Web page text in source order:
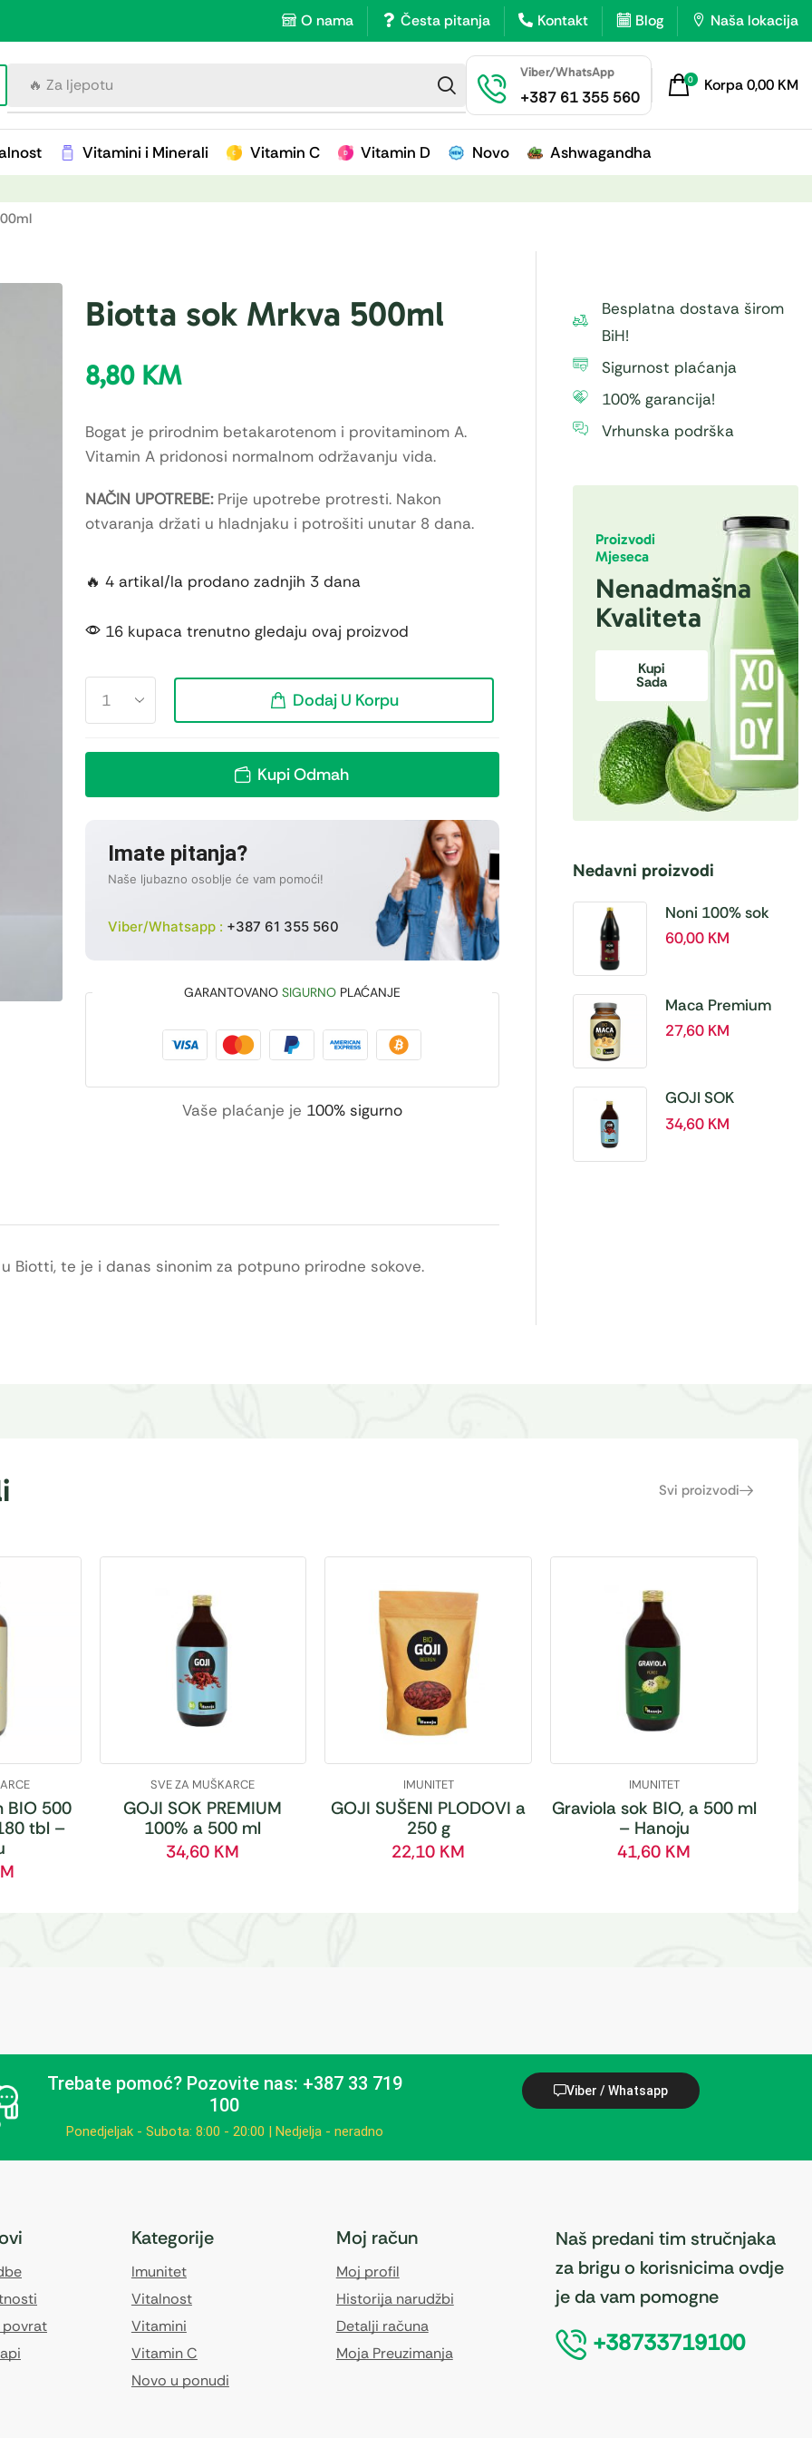
O nama Česta pitanja Kontakt Blog Naša lokacija
🔥 Za imunitet
Viber/WhatsApp
+387 61 355 560
0 Korpa0,00 KM
Vitamini i Minerali Vitamin C Vitamin D Novo Ashwagandha
Biotta sok Mrkva 500ml
8,80 KM
Bogat je prirodnim betakarotenom i provitaminom A.
Vitamin A pridonosi normalnom održavanju vida.
NAČIN UPOTREBE:Prije upotrebe protresti. Nakon
otvaranja držati u hladnjaku i potrošiti unutar 8 dana.
🔥 4 artikal/la prodano zadnjih 3 dana
16 kupaca trenutno gledaju ovaj proizvod
Dodaj U Korpu
Kupi Odmah
Imate pitanja?
Naše ljubazno osoblje će vam pomoći!
Viber/Whatsapp : +387 61 355 560
GARANTOVANO SIGURNOPLAĆANJE
Vaše plaćanje je 100% sigurno
Biotti, te je i danas sinonim za potpuno prirodne sokove.
Besplatna dostava širom
BiH!
Sigurnost plaćanja
100% garancija!
Vrhunska podrška
Proizvodi
Mjeseca
Nenadmašna
Kvaliteta
Kupi
Sada
Nedavni proizvodi
Noni 100% sok
BIO, a 1L – Hanoju
60,00 KM
Maca Premium
BIO 500 mg
27,60 KM
GOJI SOK
PREMIUM 100% a
34,60 KM
Svi proizvodi
BIO 500
tbl –
SVE ZA MUŠKARCE
GOJI SOK PREMIUM
100% a 500 ml
34,60 KM
IMUNITET
GOJI SUŠENI PLODOVI a
250 g
22,10 KM
IMUNITET
Graviola sok BIO, a 500 ml
– Hanoju
41,60 KM
Trebate pomoć?Pozovite nas: +387 33 719
100
Ponedjeljak - Subota: 8:00 - 20:00 | Nedjelja - neradno
Viber / Whatsapp
povrat
Kategorije
Imunitet
Vitalnost
Vitamini
Vitamin C
Novo u ponudi
Moj račun
Moj profil
Historija narudžbi
Detalji računa
Moja Preuzimanja
Naš predani tim stručnjaka
za brigu o korisnicima ovdje
je da vam pomogne
+38733719100